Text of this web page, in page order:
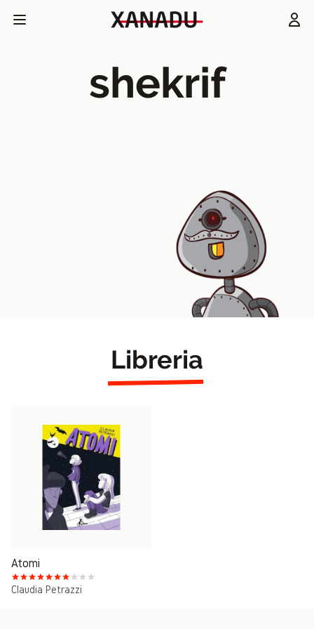
shekrif
Libreria
Atomi
Claudia Petrazzi